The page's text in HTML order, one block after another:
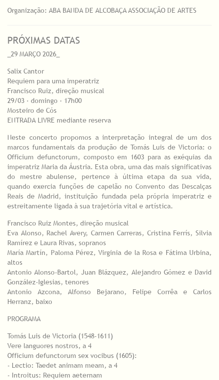
Organização: ABA BANDA DE ALCOBAÇA ASSOCIAÇÃO DE ARTES
PRÓXIMAS DATAS
_29 MARÇO 2026_
Salix Cantor
Requiem para uma imperatriz
Francisco Ruiz, direção musical
29/03 · domingo · 17h00
Mosteiro de Cós
ENTRADA LIVRE mediante reserva
Neste concerto propomos a interpretação integral de um dos
marcos fundamentais da produção de Tomás Luis de Victoria: o
Officium defunctorum, composto em 1603 para as exéquias da
imperatriz Maria da Áustria. Esta obra, uma das mais significativas
do mestre abulense, pertence à última etapa da sua vida,
quando exercia funções de capelão no Convento das Descalças
Reais de Madrid, instituição fundada pela própria imperatriz e
estreitamente ligada à sua trajetória vital e artística.
Francisco Ruiz Montes, direção musical
Eva Alonso, Rachel Avery, Carmen Carreras, Cristina Ferrís, Silvia
Ramírez e Laura Rivas, sopranos
María Martín, Paloma Pérez, Virginia de la Rosa e Fátima Urbina,
altos
Antonio Alonso-Bartol, Juan Blázquez, Alejandro Gómez e David
González-Iglesias, tenores
Antonio Azcona, Alfonso Bejarano, Felipe Corrêa e Carlos
Herranz, baixo
PROGRAMA
Tomás Luis de Victoria (1548-1611)
Vere languores nostros, a 4
Officium defunctorum sex vocibus (1605):
- Lectio: Taedet animam meam, a 4
- Introitus: Requiem aeternam